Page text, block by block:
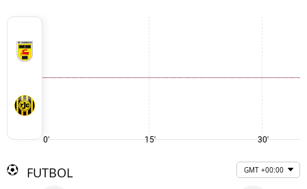
0' 15' 30'
FUTBOL GMT +00:00